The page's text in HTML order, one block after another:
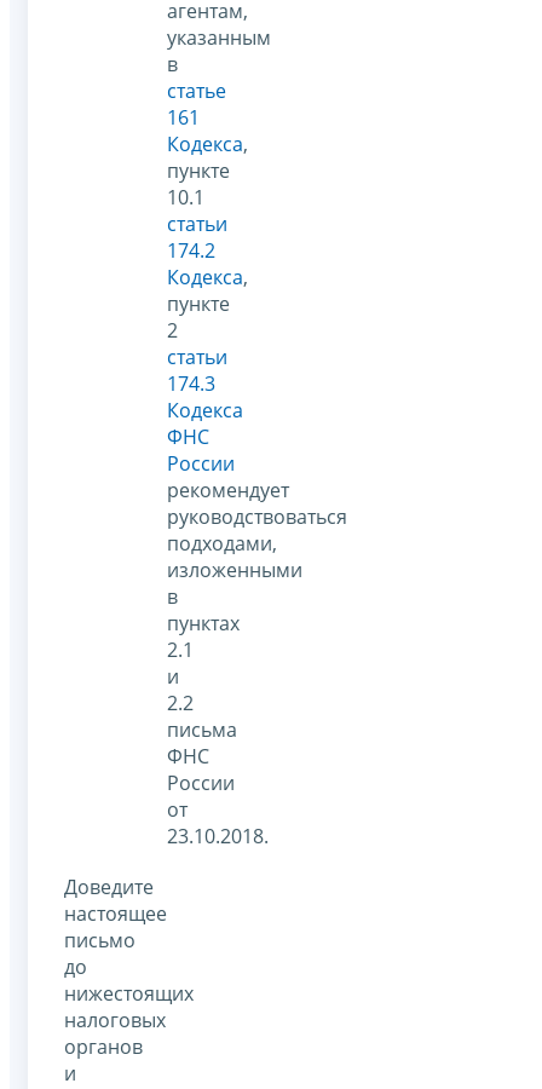
агентам,
указанным
в
статье
161
Кодекса,
пункте
10.1
статьи
174.2
Кодекса,
пункте
2
статьи
174.3
Кодекса
ФНС
России
рекомендует
руководствоваться
подходами,
изложенными
в
пунктах
2.1
и
2.2
письма
ФНС
России
от
23.10.2018.
Доведите
настоящее
письмо
до
нижестоящих
налоговых
органов
и